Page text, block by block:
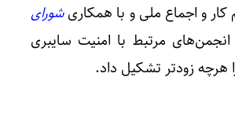
و اجماع ملی و با همکاریشورای
مرتبط با امنیت سایبری
هرچه زودتر تشکیل داد.